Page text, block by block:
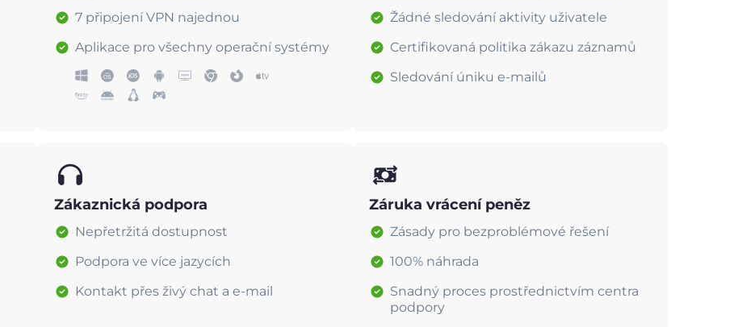
7 připojení VPN najednou
Aplikace pro všechny operační systémy
Žádné sledování aktivity uživatele
Certifikovaná politika zákazu záznamů
Sledování úniku e-mailů
Zákaznická podpora
Nepřetržitá dostupnost
Podpora ve více jazycích
Kontakt přes živý chat a e-mail
Záruka vrácení peněz
Zásady pro bezproblémové řešení
100% náhrada
Snadný proces prostřednictvím centra
podpory